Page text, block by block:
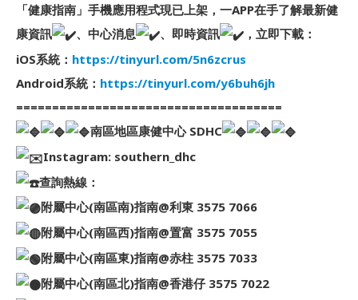
「健康指南」手機應用程式現已上架，一APP在手了解最新健
康資訊
、中心消息 、即時資訊
，立即下載：
iOS系統： https://tinyurl.com/5n6zcrus
Android系統： https://tinyurl.com/y6buh6jh
=====================================
南區地區康健中心 SDHC
Instagram: southern_dhc
查詢熱線：
附屬中心(南區南)指南@利東 3575 7066
附屬中心(南區西)指南@置富 3575 7055
附屬中心(南區東)指南@赤柱 3575 7033
附屬中心(南區北)指南@香港仔 3575 7022